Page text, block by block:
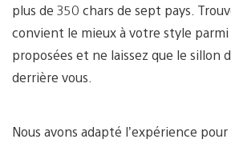
plus de 350 chars de sept pays.
convient le mieux à votre style parmi
proposées et ne laissez que le sillon
derrière vous.
Nous avons adapté l’expérience